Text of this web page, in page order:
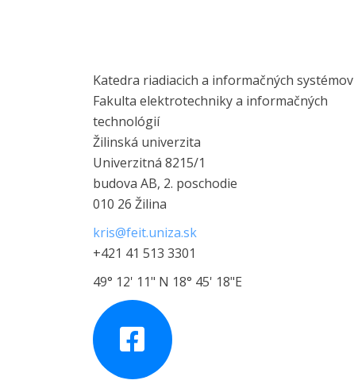
Katedra riadiacich a informačných systémov
Fakulta elektrotechniky a informačných
technológií
Žilinská univerzita
Univerzitná 8215/1
budova AB, 2. poschodie
010 26 Žilina
kris@feit.uniza.sk
+421 41 513 3301
49° 12' 11" N 18° 45' 18"E